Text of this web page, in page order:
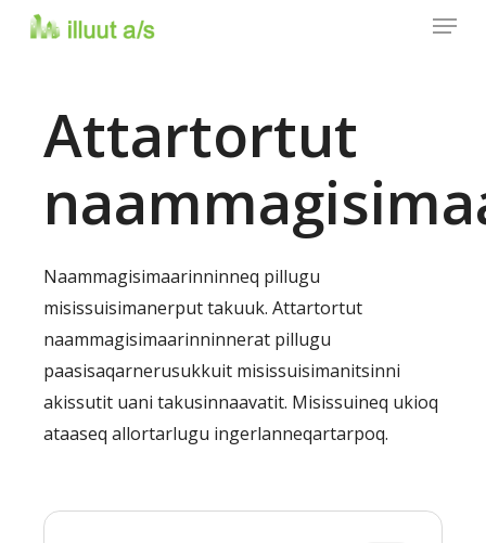
Skip
Menu
Attartortut
Naammagisimaarinninneq pillugu
misissuisimanerput takuuk. Attartortut
naammagisimaarinninnerat pillugu
paasisaqarnerusukkuit misissuisimanitsinni
akissutit uani takusinnaavatit. Misissuineq ukioq
ataaseq allortarlugu ingerlanneqartarpoq.